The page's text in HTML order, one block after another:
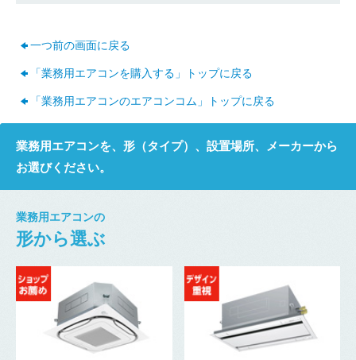
一つ前の画面に戻る
「業務用エアコンを購入する」トップに戻る
「業務用エアコンのエアコンコム」トップに戻る
業務用エアコンを、形（タイプ）、設置場所、メーカーから
お選びください。
業務用エアコンの
形から選ぶ